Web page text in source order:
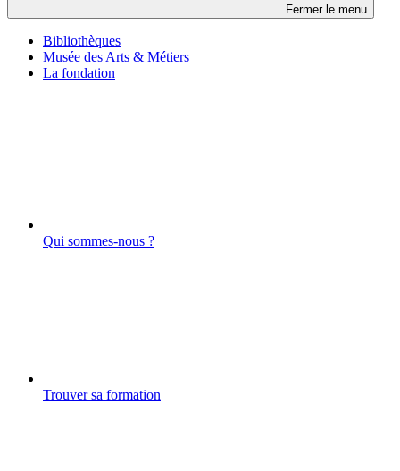
Fermer le menu
Bibliothèques
Musée des Arts & Métiers
La fondation
Qui sommes-nous ?
Trouver sa formation